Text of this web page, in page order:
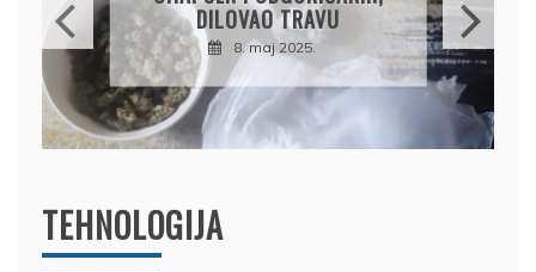
DRŽAVU NAPUSTIO
BRODOM
12. februar 2025.
TEHNOLOGIJA